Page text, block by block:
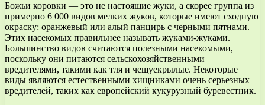
Божьи коровки — это не настоящие жуки, а скорее группа из
примерно 6 000 видов мелких жуков, которые имеют сходную
окраску: оранжевый или алый панцирь с черными пятнами.
Этих насекомых правильнее называть жуками-жуками.
Большинство видов считаются полезными насекомыми,
поскольку они питаются сельскохозяйственными
вредителями, такими как тля и чешуекрылые. Некоторые
виды являются естественными хищниками очень серьезных
вредителей, таких как европейский кукурузный буревестник.